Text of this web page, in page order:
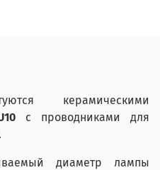
керамическими
с проводниками для
диаметр лампы